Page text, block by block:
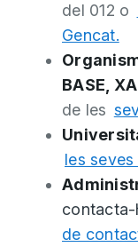
del 012 o
Gencat.
BASE,
de les
les
de